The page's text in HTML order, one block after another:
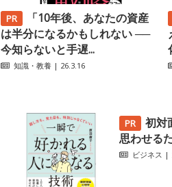
「10年後、あなたの資産
は半分になるかもしれない ──
今知らないと手遅...
知識・教養 | 26.3.16
初対
思わせる
ビジネス |